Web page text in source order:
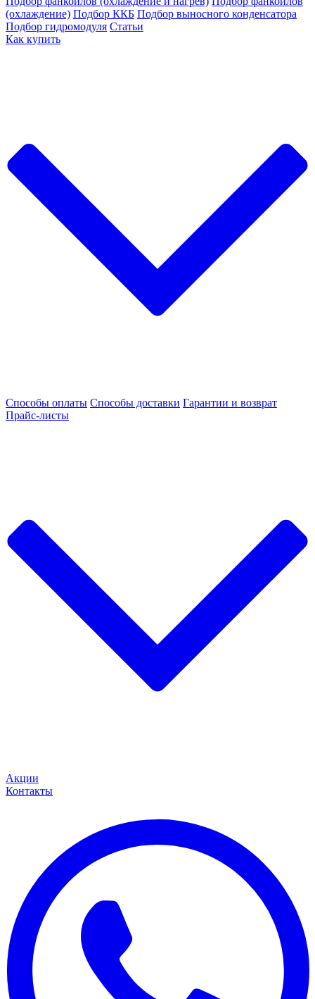
(охлаждение) Подбор ККБ Подбор выносного конденсатора
Подбор гидромодуля Статьи
Как купить
Способы оплаты Способы доставки Гарантии и возврат
Прайс-листы
Акции
Контакты